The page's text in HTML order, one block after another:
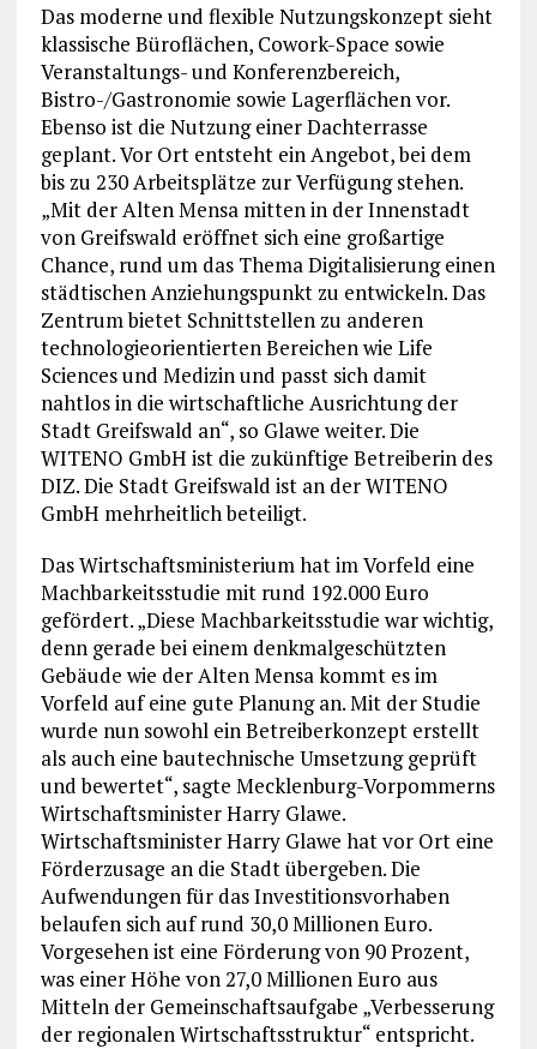
Das moderne und flexible Nutzungskonzept sieht
klassische Büroflächen, Cowork-Space sowie
Veranstaltungs- und Konferenzbereich,
Bistro-/Gastronomie sowie Lagerflächen vor.
Ebenso ist die Nutzung einer Dachterrasse
geplant. Vor Ort entsteht ein Angebot, bei dem
bis zu 230 Arbeitsplätze zur Verfügung stehen.
„Mit der Alten Mensa mitten in der Innenstadt
von Greifswald eröffnet sich eine großartige
Chance, rund um das Thema Digitalisierung einen
städtischen Anziehungspunkt zu entwickeln. Das
Zentrum bietet Schnittstellen zu anderen
technologieorientierten Bereichen wie Life
Sciences und Medizin und passt sich damit
nahtlos in die wirtschaftliche Ausrichtung der
Stadt Greifswald an“, so Glawe weiter. Die
WITENO GmbH ist die zukünftige Betreiberin des
DIZ. Die Stadt Greifswald ist an der WITENO
GmbH mehrheitlich beteiligt.
Das Wirtschaftsministerium hat im Vorfeld eine
Machbarkeitsstudie mit rund 192.000 Euro
gefördert. „Diese Machbarkeitsstudie war wichtig,
denn gerade bei einem denkmalgeschützten
Gebäude wie der Alten Mensa kommt es im
Vorfeld auf eine gute Planung an. Mit der Studie
wurde nun sowohl ein Betreiberkonzept erstellt
als auch eine bautechnische Umsetzung geprüft
und bewertet“, sagte Mecklenburg-Vorpommerns
Wirtschaftsminister Harry Glawe.
Wirtschaftsminister Harry Glawe hat vor Ort eine
Förderzusage an die Stadt übergeben. Die
Aufwendungen für das Investitionsvorhaben
belaufen sich auf rund 30,0 Millionen Euro.
Vorgesehen ist eine Förderung von 90 Prozent,
was einer Höhe von 27,0 Millionen Euro aus
Mitteln der Gemeinschaftsaufgabe „Verbesserung
der regionalen Wirtschaftsstruktur“ entspricht.